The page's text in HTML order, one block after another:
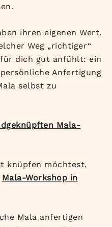
ihren eigenen Wert.
Weg „richtiger“
dich gut anfühlt: ein
Anfertigung
selbst zu
Mala-
knüpfen möchtest,
Mala-Workshop in
Mala anfertigen